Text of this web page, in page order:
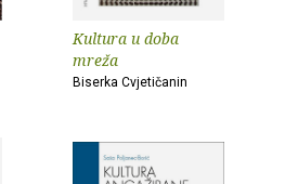
Kultura u doba
mreža
Biserka Cvjetičanin